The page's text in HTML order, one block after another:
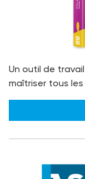
Un outil de
maîtriser tous